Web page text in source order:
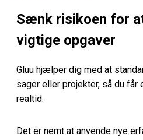
Sænk risikoen for
vigtige opgaver
Gluu hjælper dig med at
sager eller projekter, så du får
realtid.
Det er nemt at anvende nye